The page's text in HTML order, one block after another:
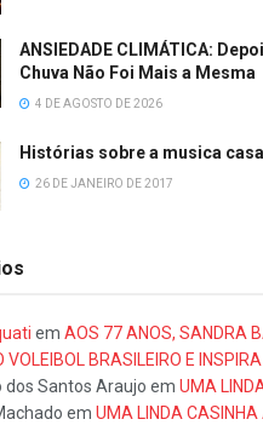
ANSIEDADE CLIMÁTICA:
Chuva Não Foi Mais a Mesma
4 DE AGOSTO DE 2026
Histórias sobre a musica
26 DE JANEIRO DE 2017
em AOS 77 ANOS, SANDRA
VOLEIBOL BRASILEIRO E
dos Santos Araujo em UMA
em UMA LINDA CASINHA